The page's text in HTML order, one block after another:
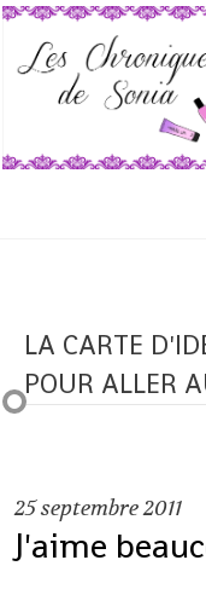
LA CARTE
POUR ALLER
25septembre 2011
J'aime